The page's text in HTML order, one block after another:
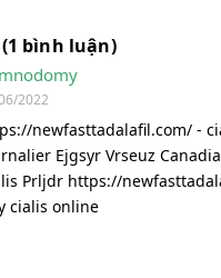
bình luận)
2022
newfasttadalafil.com/ -
Ejgsyr Vrseuz
Prljdr https://
cialis online